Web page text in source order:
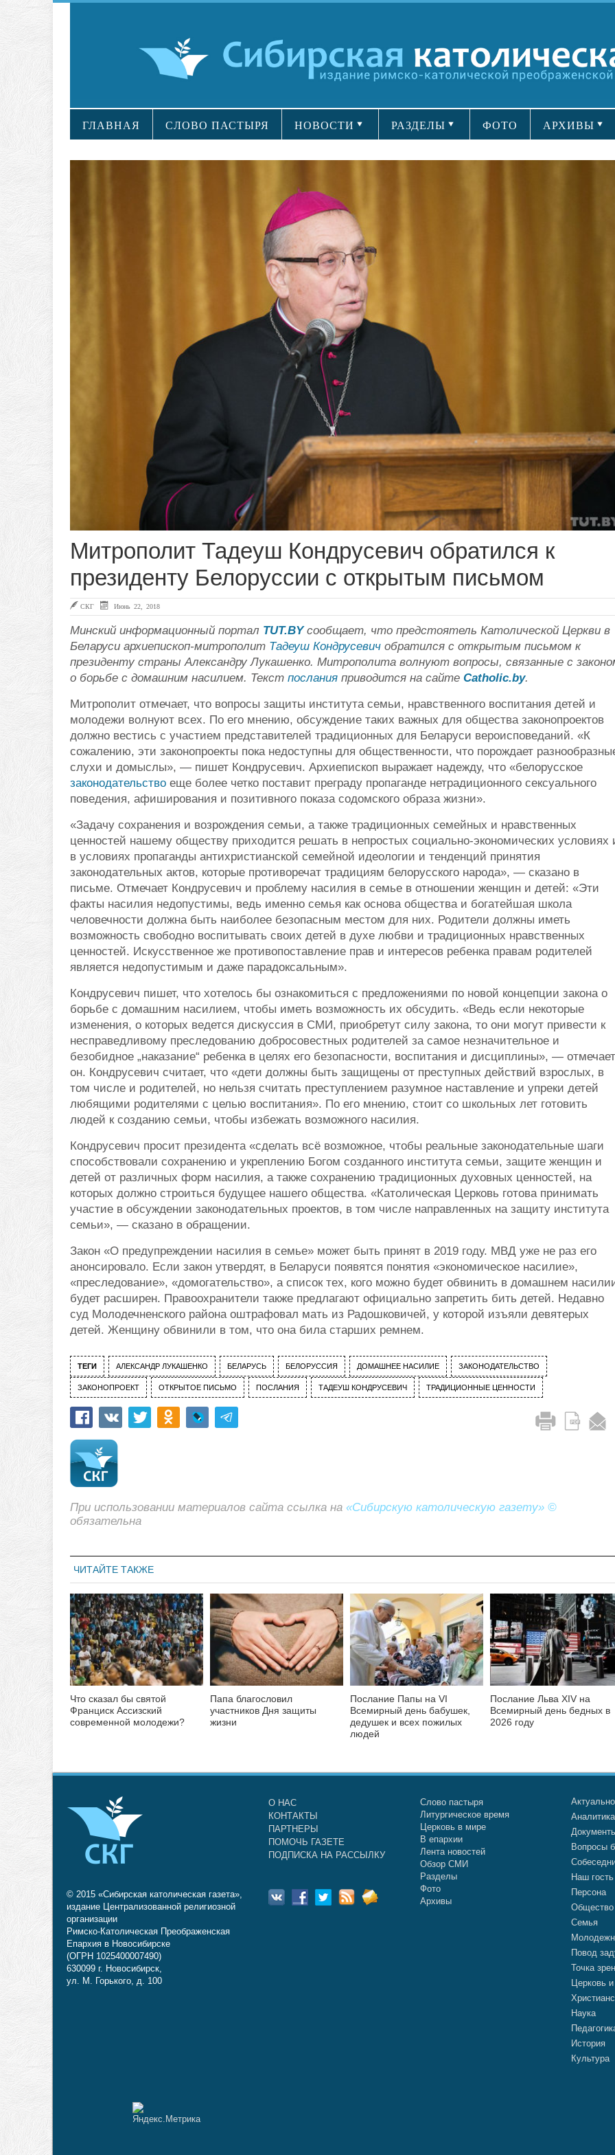
ГЛАВНАЯ СЛОВО ПАСТЫРЯ НОВОСТИ РАЗДЕЛЫ ФОТО АРХИВЫ
Митрополит Тадеуш Кондрусевич обратился к
президенту Белоруссии с открытым письмом
СКГ Июнь 22, 2018
Минский информационный портал TUT.BYсообщает, что предстоятель Католической Церкви в
Беларуси архиепископ-митрополит Тадеуш Кондрусевич обратился с открытым письмом к
президенту страны Александру Лукашенко. Митрополита волнуют вопросы, связанные с
о борьбе с домашним насилием. Текст послания приводится на сайте Сatholic.by.
Митрополит отмечает, что вопросы защиты института семьи, нравственного воспитания детей и
молодежи волнуют всех. По его мнению, обсуждение таких важных для общества законопроектов
должно вестись с участием представителей традиционных для Беларуси вероисповеданий. «К
сожалению, эти законопроекты пока недоступны для общественности, что порождает
слухи и домыслы», — пишет Кондрусевич. Архиепископ выражает надежду, что «белорусское
законодательство еще более четко поставит преграду пропаганде нетрадиционного сексуального
поведения, афиширования и позитивного показа содомского образа жизни».
«Задачу сохранения и возрождения семьи, а также традиционных семейных и нравственных
ценностей нашему обществу приходится решать в непростых социально-экономических условиях
в условиях пропаганды антихристианской семейной идеологии и тенденций принятия
законодательных актов, которые противоречат традициям белорусского народа», — сказано в
письме. Отмечает Кондрусевич и проблему насилия в семье в отношении женщин и детей: «Эти
факты насилия недопустимы, ведь именно семья как основа общества и богатейшая школа
человечности должна быть наиболее безопасным местом для них. Родители должны иметь
возможность свободно воспитывать своих детей в духе любви и традиционных нравственных
ценностей. Искусственное же противопоставление прав и интересов ребенка правам родителей
является недопустимым и даже парадоксальным».
Кондрусевич пишет, что хотелось бы ознакомиться с предложениями по новой концепции закона о
борьбе с домашним насилием, чтобы иметь возможность их обсудить. «Ведь если некоторые
изменения, о которых ведется дискуссия в СМИ, приобретут силу закона, то они могут привести к
несправедливому преследованию добросовестных родителей за самое незначительное и
безобидное „наказание“ ребенка в целях его безопасности, воспитания и дисциплины», — отмечает
он. Кондрусевич считает, что «дети должны быть защищены от преступных действий взрослых, в
том числе и родителей, но нельзя считать преступлением разумное наставление и упреки детей
любящими родителями с целью воспитания». По его мнению, стоит со школьных лет готовить
людей к созданию семьи, чтобы избежать возможного насилия.
Кондрусевич просит президента «сделать всё возможное, чтобы реальные законодательные шаги
способствовали сохранению и укреплению Богом созданного института семьи, защите женщин и
детей от различных форм насилия, а также сохранению традиционных духовных ценностей, на
которых должно строиться будущее нашего общества. «Католическая Церковь готова принимать
участие в обсуждении законодательных проектов, в том числе направленных на защиту института
семьи», — сказано в обращении.
Закон «О предупреждении насилия в семье» может быть принят в 2019 году. МВД уже не раз его
анонсировало. Если закон утвердят, в Беларуси появятся понятия «экономическое насилие»,
«преследование», «домогательство», а список тех, кого можно будет обвинить в домашнем
будет расширен. Правоохранители также предлагают официально запретить бить детей. Недавно
суд Молодечненского района оштрафовал мать из Радошковичей, у которой изъяли девятерых
детей. Женщину обвинили в том, что она била старших ремнем.
ТЕГИ АЛЕКСАНДР ЛУКАШЕНКО БЕЛАРУСЬ БЕЛОРУССИЯ ДОМАШНЕЕ НАСИЛИЕ ЗАКОНОДАТЕЛЬСТВО
ЗАКОНОПРОЕКТ ОТКРЫТОЕ ПИСЬМО ПОСЛАНИЯ ТАДЕУШ КОНДРУСЕВИЧ ТРАДИЦИОННЫЕ ЦЕННОСТИ
При использовании материалов сайта ссылка на «Сибирскую католическую газету» ©
обязательна
ЧИТАЙТЕ ТАКЖЕ
Что сказал бы святой
Франциск Ассизский
современной молодежи?
Папа благословил
участников Дня защиты
жизни
Послание Папы на VI
Всемирный день бабушек,
дедушек и всех пожилых
людей
Послание Льва XIV на
Всемирный день бедных в
2026 году
© 2015 «Сибирская католическая газета»,
издание Централизованной религиозной
организации
Римско-Католическая Преображенская
Епархия в Новосибирске
(ОГРН 1025400007490)
630099 г. Новосибирск,
ул. М. Горького, д. 100
О НАС
КОНТАКТЫ
ПАРТНЕРЫ
ПОМОЧЬ ГАЗЕТЕ
ПОДПИСКА НА РАССЫЛКУ
Слово пастыря
Литургическое время
Церковь в мире
В епархии
Лента новостей
Обзор СМИ
Разделы
Фото
Архивы
Актуально
Аналитика
Вопросы
Наш гость
Персона
Общество
Семья
Повод
Точка
Церковь
Наука
История
Культура